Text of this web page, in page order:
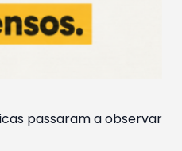
passaram a observar